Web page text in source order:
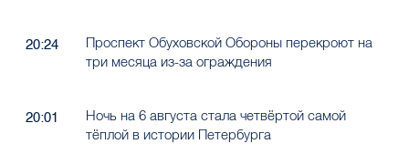
20:24
Проспект Обуховской Обороны перекроют на
три месяца из-за ограждения
20:01
Ночь на 6 августа стала четвёртой самой
тёплой в истории Петербурга